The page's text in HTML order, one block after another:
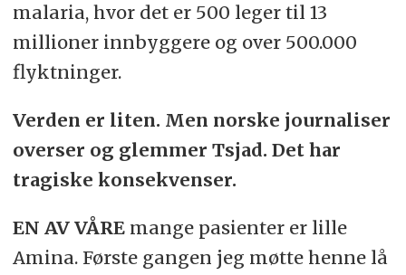
malaria, hvor det er 500 leger til 13
millioner innbyggere og over 500.000
flyktninger.
Verden er liten. Men norske journaliser
overser og glemmer Tsjad. Det har
tragiske konsekvenser.
EN AV VÅRE mange pasienter er lille
Amina. Første gangen jeg møtte henne lå